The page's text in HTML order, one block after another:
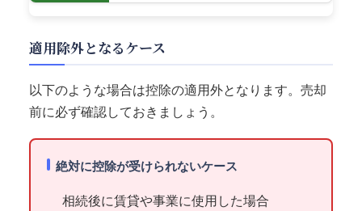
適用除外となるケース
以下のような場合は控除の適用外となります。売却
前に必ず確認しておきましょう。
絶対に控除が受けられないケース
相続後に賃貸や事業に使用した場合